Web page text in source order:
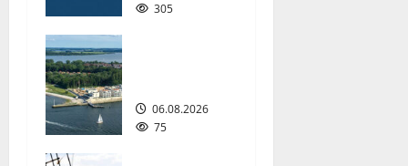
a
v
i
g
305
06.08.2026
75